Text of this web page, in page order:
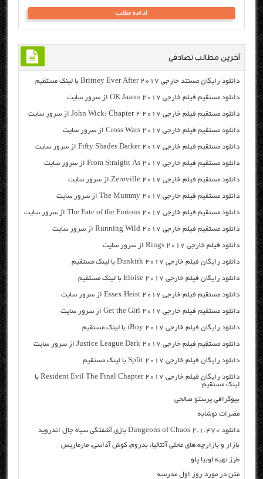
ادامه مطلب
آخرین مطالب تصادفی
دانلود رایگان مسنتد خارجی Britney Ever After 2017 با لینک مستقیم
دانلود مستقیم فیلم خارجی OK Jaanu 2017 از سرور سایت
دانلود مستقیم فیلم خارجی John Wick: Chapter 2 2017 از سرور سایت
دانلود مستقیم فیلم خارجی Cross Wars 2017 از سرور سایت
دانلود مستقیم فیلم خارجی Fifty Shades Darker 2017 از سرور سایت
دانلود مستقیم فیلم خارجی From Straight As 2017 از سرور سایت
دانلود مستقیم فیلم خارجی Zeroville 2017 از سرور سایت
دانلود مستقیم فیلم خارجی The Mummy 2017 از سرور سایت
دانلود مستقیم فیلم خارجی The Fate of the Furious 2017 از سرور سایت
دانلود مستقیم فیلم خارجی Running Wild 2017 از سرور سایت
دانلود فیلم خارجی Rings 2017 از سرور سایت
دانلود رایگان فیلم خارجی Dunkirk 2017 با لینک مستقیم
دانلود رایگان فیلم خارجی Eloise 2017 با لینک مستقیم
دانلود مستقیم فیلم خارجی Essex Heist 2017 از سرور سایت
دانلود مستقیم فیلم خارجی Get the Girl 2017 از سرور سایت
دانلود رایگان فیلم خارجی iBoy 2017 با لینک مستقیم
دانلود مستقیم فیلم خارجی Justice League Dark 2017 از سرور سایت
دانلود رایگان فیلم خارجی Split 2017 با لینک مستقیم
دانلود رایگان فیلم خارجی Resident Evil The Final Chapter 2017 با
لینک مستقیم
بیوگرافی پرستو صالحی
مضرات نوشابه
دانلود Dungeons of Chaos 2.1.470 بازی آشفتگی سیاه چال اندروید
بازار و بازارچه های محلی آنتالیا، بدروم، کوش آداسی، مارماریس
طرز تهیه لوبیا پلو
متن در مورد روز اول مدرسه